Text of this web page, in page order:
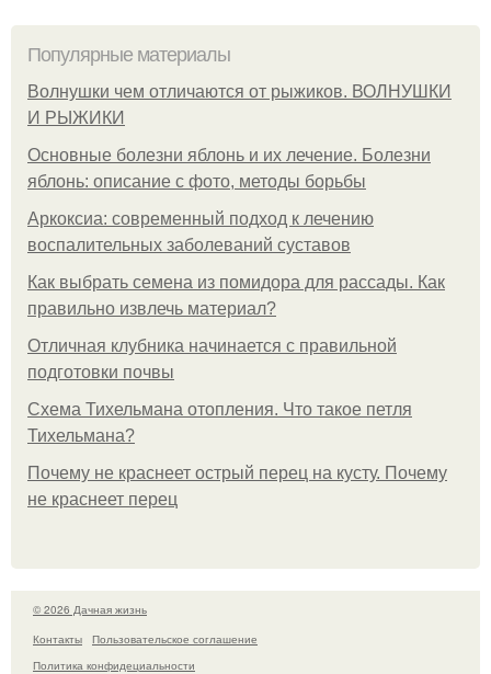
Популярные материалы
Волнушки чем отличаются от рыжиков. ВОЛНУШКИ
И РЫЖИКИ
Основные болезни яблонь и их лечение. Болезни
яблонь: описание с фото, методы борьбы
Аркоксиа: современный подход к лечению
воспалительных заболеваний суставов
Как выбрать семена из помидора для рассады. Как
правильно извлечь материал?
Отличная клубника начинается с правильной
подготовки почвы
Схема Тихельмана отопления. Что такое петля
Тихельмана?
Почему не краснеет острый перец на кусту. Почему
не краснеет перец
© 2026 Дачная жизнь
Контакты
Пользовательское соглашение
Политика конфидециальности